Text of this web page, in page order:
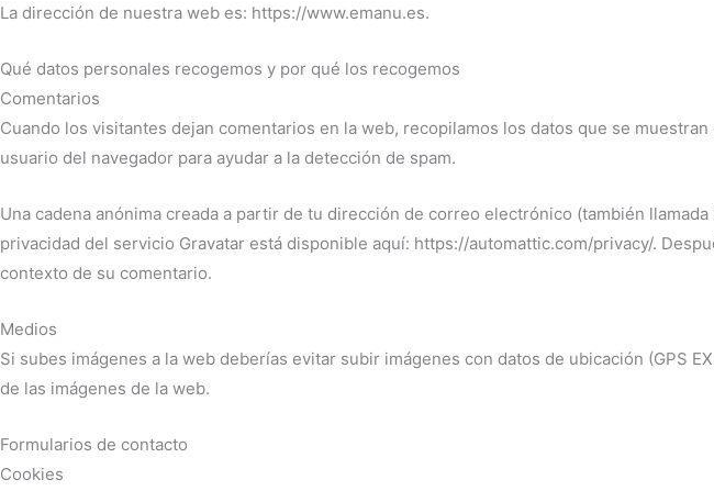
La dirección de nuestra web es: https://www.emanu.es.
Qué datos personales recogemos y por qué los recogemos
Comentarios
Cuando los visitantes dejan comentarios en la web, recopilamos los datos que se
usuario del navegador para ayudar a la detección de spam.
Una cadena anónima creada a partir de tu dirección de correo electrónico (también
privacidad del servicio Gravatar está disponible aquí: https://automattic.com/privacy/.
contexto de su comentario.
Medios
Si subes imágenes a la web deberías evitar subir imágenes con datos de ubicación (GPS
de las imágenes de la web.
Formularios de contacto
Cookies